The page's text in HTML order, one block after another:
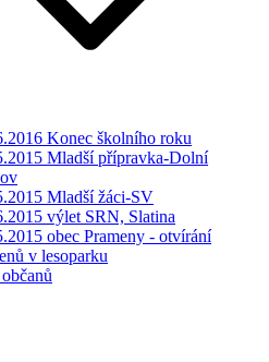
Konec školního roku
Mladší přípravka-Dolní
Mladší žáci-SV
výlet SRN, Slatina
obec Prameny - otvírání
v lesoparku